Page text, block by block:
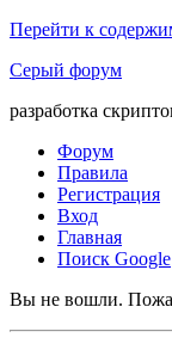
Перейти к
Серый форум
разработка
Форум
Правила
Регистрация
Вход
Главная
Поиск Google
Вы не вошли.